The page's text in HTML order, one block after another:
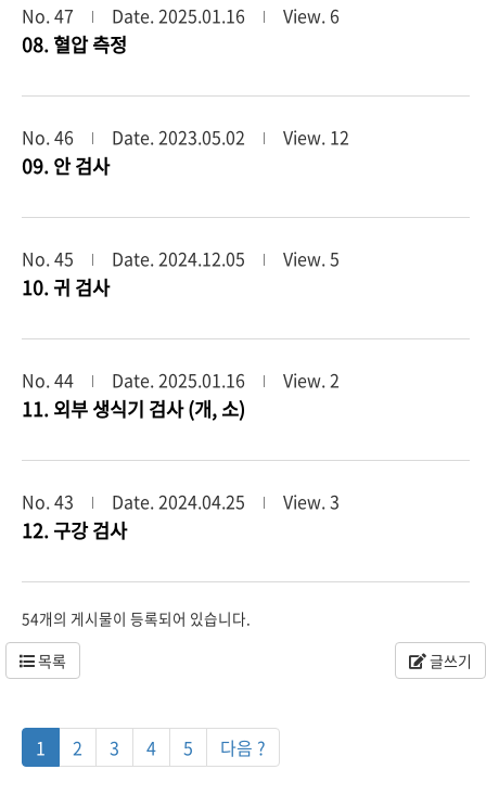
No. 47 Date. 2025.01.16 View. 6
08. 혈압 측정
No. 46 Date. 2023.05.02 View. 12
09. 안 검사
No. 45 Date. 2024.12.05 View. 5
10. 귀 검사
No. 44 Date. 2025.01.16 View. 2
11. 외부 생식기 검사 (개, 소)
No. 43 Date. 2024.04.25 View. 3
12. 구강 검사
54개의 게시물이 등록되어 있습니다.
목록
글쓰기
1 2 3 4 5 다음 ?